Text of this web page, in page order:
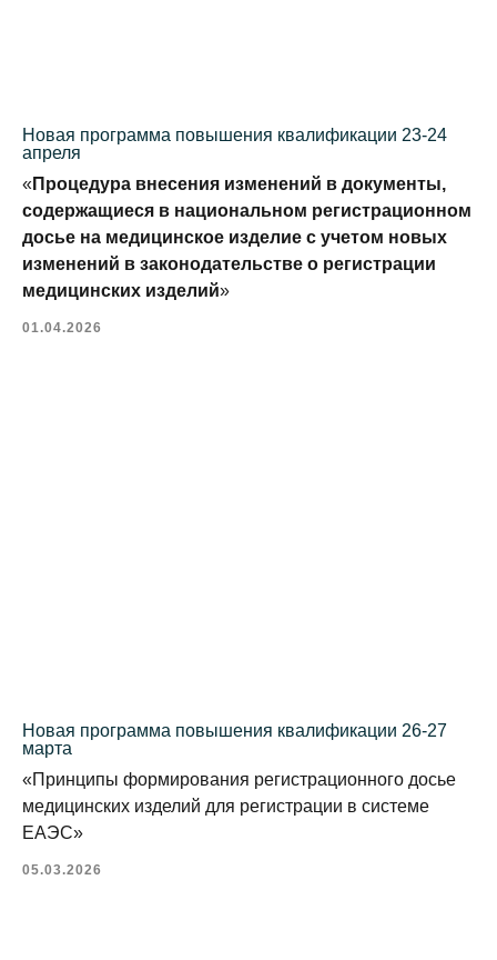
Новая программа повышения квалификации 23-24
апреля
« Процедура внесения изменений в документы,
содержащиеся в национальном регистрационном
досье на медицинское изделие с учетом новых
изменений в законодательстве о регистрации
медицинских изделий»
01.04.2026
Новая программа повышения квалификации 26-27
марта
«Принципы формирования регистрационного досье
медицинских изделий для регистрации в системе
ЕАЭС»
05.03.2026